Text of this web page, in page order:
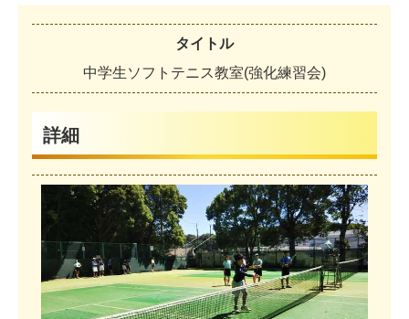
タイトル
中学生ソフ ト テニ ス教室(強化練習会)
詳細